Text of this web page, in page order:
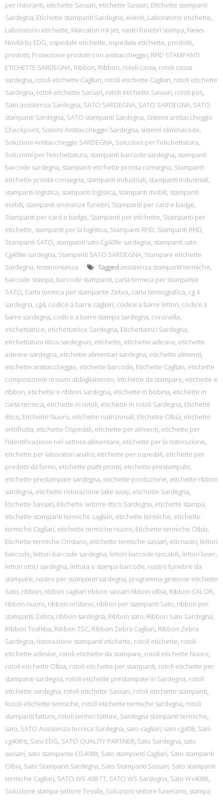
per ristoranti, etichette Sassari, etichette Sassari, Etichette stampanti
Sardegna, Etichette stampanti Sardegna, eventi, Laboratorio etichette,
Laboratorio etichette, Marcatori Ink Jet, nastri funebri stampa, News-
Novità by EDG, ospedale etichette, ospedale etichette, prodotti,
prodotti, Protezione prodotti con antitaccheggio, RFID STAMPANTI
ETICHETTE SARDEGNA, Ribbon, Ribbon, rotoli cassa, rotoli cassa
sardegna, rotoli etichette Cagliari, rotoli etichette Cagliari, rotoli etichette
Sardegna, rotoli etichette Sassari, rotoli etichette Sassari, rotoli pos,
Sato assistenza Sardegna, SATO SARDEGNA, SATO SARDEGNA, SATO
stampanti Sardegna, SATO stampanti Sardegna, Sistemi antitaccheggio
Checkpoint, Sistemi Antitaccheggio Sardegna, sistemi eliminacode,
Soluzioni Antitaccheggio SARDEGNA, Soluzioni per l'etichettatura,
Soluzioni per l’etichettatura, stampanti barcode sardegna, stampanti
barcode sardegna, stampanti etichette pronta consegna, Stampanti
etichette pronta consegna, stampanti industriali, stampanti industriali,
stampanti logistica, stampanti logistica, stampanti mobili, stampanti
mobili, stampanti onoranze funebri, Stampanti per card e badge,
Stampanti per card e badge, Stampanti per etichette, Stampanti per
etichette, stampanti per la logistica, Stampanti RFID, Stampanti RFID,
Stampanti SATO, stampanti sato Cg408e sardegna, stampanti sato
Cg408e sardegna, Stampanti SATO SARDEGNA, Stampare etichette
Sardegna, testimonianza Tagged assistenza stampanti termiche,
barcode stampa, barcode stampanti, carta termica per stampante
SATO, Carta termica per stampante Zebra, carta termografica, cg 4
sardegna, cg4, codice a barre cagliari, codice a barre lettori, codice a
barre sardegna, codice a barre stampa sardegna, coronella,
etichettatrice, etichettatrice Sardegna, Etichettatrici Sardegna,
etichettatura ittico sardegnas, etichette, etichette adesive, etichette
adesive sardegna, etichette alimentari sardegna, etichette alimenti,
etichette antitaccheggio, etichette barcode, Etichette Cagliari, etichette
composizione tessuto abbigliamento, etichette da stampare, etichette e
ribbon, etichette e ribbon sardegna, etichette in bobina, etichette in
carta termica, etichette in rotoli, etichette in rotoli Sardegna, Etichette
ittico, Etichette Nuoro, etichette nutrizionali, Etichette Olbia, etichette
ortofrutta, etichette Ospedali, etichette per alimenti, etichette per
l'identificazione nel settore alimentare, etichette per la ristorazione,
etichette per laboratori analisi, etichette per ospedali, etichette per
prodotti da forno, etichette piatti pronti, etichette prestampate,
etichette prestampate sardegna, etichette produzione, etichette ribbon
sardegna, etichette ristorazione take away, etichette Sardegna,
Etichette Sassari, Etichette settore ittico Sardegna, etichette stampa,
etichette stampanti termiche cagliari, etichette termiche, etichette
termiche Cagliari, etichette termiche nuoro, Etichette termiche Olbia,
Etichette termiche Oristano, etichette termiche sassari, eticnastri, lettori
barcode, lettori barcode sardegna, lettori barcode tascabili, lettori laser,
lettori ottici sardegna, lettura e stampa barcode, nastro funebre da
stampare, nastro per stampanti sardegna, programma gestione etichette
Sato, ribbon, ribbon cagliari ribbon sassari ribbon olbia, Ribbon CALOR,
ribbon nuoro, ribbon oristano, ribbon per stampanti Sato, ribbon per
stampanti Zebra, ribbon sardegna, Ribbon sato, Ribbon Sato Sardegna,
Ribbon Toshiba, Ribbon TSC, Ribbon Zebra Cagliari, Ribbon Zebra
Sardegna, ristorazione stampanti etichette, rotoli etichette, rotoli
etichette adesive, rotoli etichette da stampare, rotoli etichette Nuoro,
rotoli etichette Olbia, rotoli etichette per stampanti, rotoli etichette per
stampanti sardegna, rotoli etichette prestampate in Sardegna, rotoli
etichette sardegna, rotoli etichette Sassari, rotoli etichette stampanti,
Rotoli etichette termiche, rotoli etichette termiche sardegna, rotoli
stampanti fatture, rotoli termici fatture, Sardegna stampanti termiche,
sato, SATO Assistenza tecnica Sardegna, sato cagliari, sato cg408, Sato
cg408 tt, Sato EDG, SATO QUALITY PARTNER, Sato Sardegna, sato
sassari, sato stampante CG408tt, Sato stampanti Cagliari, Sato stampanti
Olbia, Sato Stampanti Sardegna, Sato Stampanti Sassari, Sato stampanti
termiche Cagliari, SATO WS 408 TT, SATO WS Sardegna, Sato Ws408tt,
Soluzione stampa settore Tessile, Soluzioni settore funerario, stampa